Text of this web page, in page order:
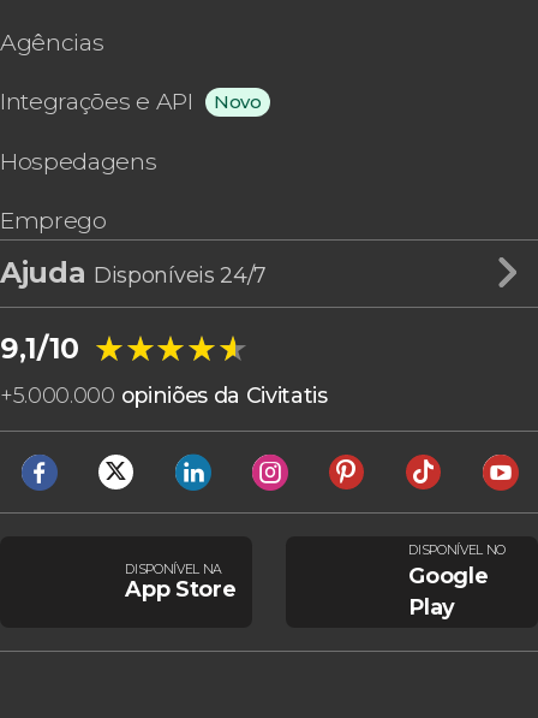
Agências
Integrações e API Novo
Hospedagens
Emprego
Ajuda Disponíveis 24/7
9,1/10 ★★★★★
★★★★★
+5.000.000 opiniões da Civitatis
DISPONÍVEL NA
App Store
DISPONÍVEL NO
Google
Play